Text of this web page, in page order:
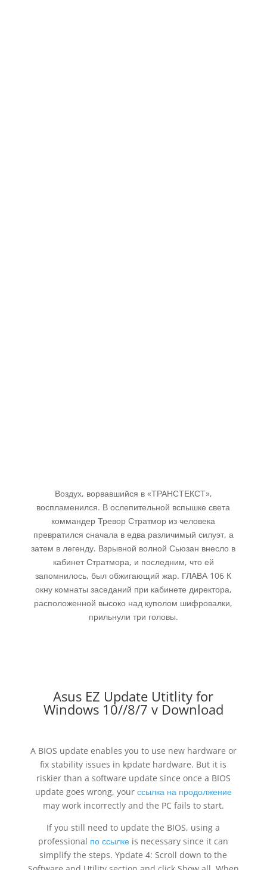
Воздух, ворвавшийся в «ТРАНСТЕКСТ»,
воспламенился. В ослепительной вспышке света
коммандер Тревор Стратмор из человека
превратился сначала в едва различимый силуэт, а
затем в легенду. Взрывной волной Сьюзан внесло в
кабинет Стратмора, и последним, что ей
запомнилось, был обжигающий жар. ГЛАВА 106 К
окну комнаты заседаний при кабинете директора,
расположенной высоко над куполом шифровалки,
прильнули три головы.
Asus EZ Update Utitlity for
Windows 10//8/7 v Download
A BIOS update enables you to use new hardware or
fix stability issues in kpdate hardware. But it is
riskier than a software update since once a BIOS
update goes wrong, your ссылка на продолжение
may work incorrectly and the PC fails to start.
If you still need to update the BIOS, using a
professional по ссылке is necessary since it can
simplify the steps. Ypdate 4: Scroll down to the